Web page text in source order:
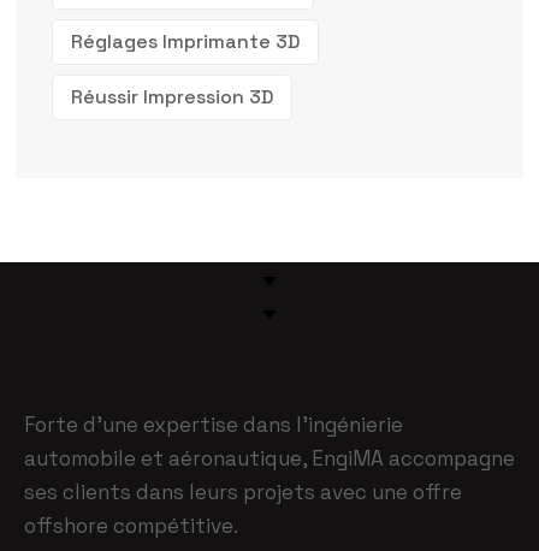
Réglages Imprimante 3D
Réussir Impression 3D
Forte d’une expertise dans l’ingénierie
automobile et aéronautique, EngiMA accompagne
ses clients dans leurs projets avec une offre
offshore compétitive.